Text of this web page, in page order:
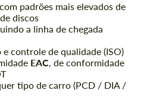
padrões mais elevados de
discos
a linha de chegada
controle de qualidade (ISO)
ЕАС, de conformidade
tipo de carro (PCD / DIA /